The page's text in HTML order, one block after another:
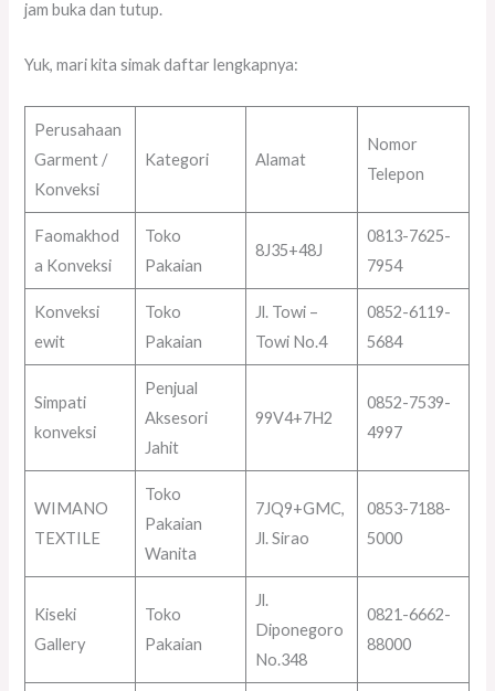
jam buka dan tutup.
Yuk, mari kita simak daftar lengkapnya:
Perusahaan
Garment /
Konveksi
Kategori Alamat
Nomor
Telepon
Faomakhod
a Konveksi
Toko
Pakaian
8J35+48J
0813-7625-
7954
Konveksi
ewit
Toko
Pakaian
Jl. Towi –
Towi No.4
0852-6119-
5684
Simpati
konveksi
Penjual
Aksesori
Jahit
99V4+7H2
0852-7539-
4997
WIMANO
TEXTILE
Toko
Pakaian
Wanita
7JQ9+GMC,
Jl. Sirao
0853-7188-
5000
Kiseki
Gallery
Toko
Pakaian
Jl.
Diponegoro
No.348
0821-6662-
88000